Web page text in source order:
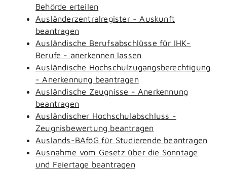
Behörde erteilen
Ausländerzentralregister - Auskunft
beantragen
Ausländische Berufsabschlüsse für IHK-
Berufe - anerkennen lassen
Ausländische Hochschulzugangsberechtigung
- Anerkennung beantragen
Ausländische Zeugnisse - Anerkennung
beantragen
Ausländischer Hochschulabschluss -
Zeugnisbewertung beantragen
Auslands-BAföG für Studierende beantragen
Ausnahme vom Gesetz über die Sonntage
und Feiertage beantragen